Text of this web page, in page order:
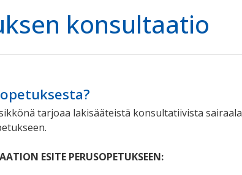
konsultaatio
tarjoaa lakisääteistä konsultatiivista
ESITE PERUSOPETUKSEEN: